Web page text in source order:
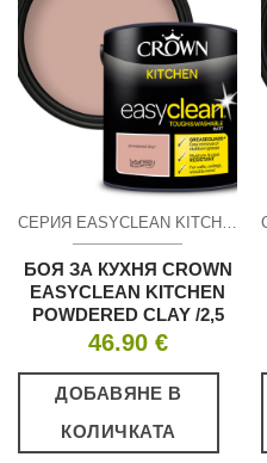
БОЯ ЗА КУХНЯ CROWN
EASYCLEAN KITCHEN
POWDERED CLAY /2,5
46.90 €
ДОБАВЯНЕ В
КОЛИЧКАТА